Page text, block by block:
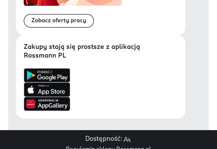
Zobacz oferty pracy
Zakupy stają się prostsze z aplikacją
Rossmann PL
Dostępność: